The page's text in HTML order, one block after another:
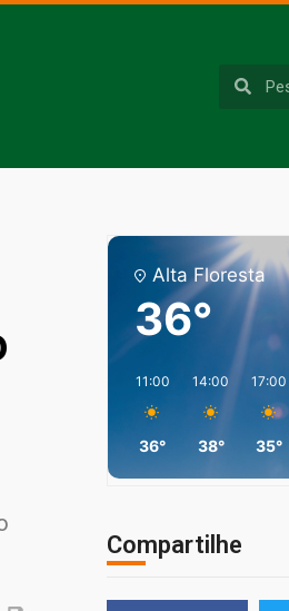
Alta Floresta
36°
11:00
36°
14:00
38°
17:00
35°
Compartilhe